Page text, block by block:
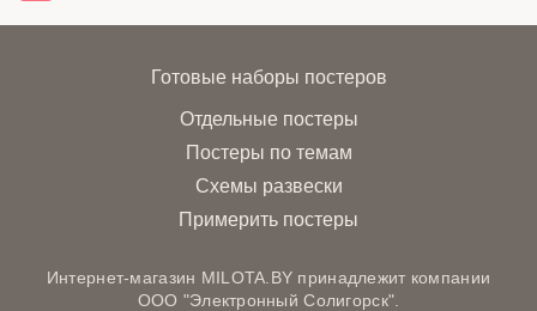
Готовые наборы постеров
Отдельные постеры
Постеры по темам
Схемы развески
Примерить постеры
Интернет-магазин MILOTA.BY принадлежит компании
ООО "Электронный Солигорск".